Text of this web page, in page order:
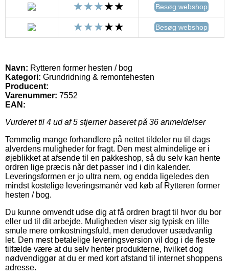
Besøg webshop
Besøg webshop
Navn: Rytteren former hesten / bog
Kategori: Grundridning & remontehesten
Producent:
Varenummer: 7552
EAN:
Vurderet til 4 ud af 5 stjerner baseret på 36 anmeldelser
Temmelig mange forhandlere på nettet tildeler nu til dags
alverdens muligheder for fragt. Den mest almindelige er i
øjeblikket at afsende til en pakkeshop, så du selv kan hente
ordren lige præcis når det passer ind i din kalender.
Leveringsformen er jo ultra nem, og endda ligeledes den
mindst kostelige leveringsmanér ved køb af Rytteren former
hesten / bog.
Du kunne omvendt udse dig at få ordren bragt til hvor du bor
eller ud til dit arbejde. Muligheden viser sig typisk en lille
smule mere omkostningsfuld, men derudover usædvanlig
let. Den mest betalelige leveringsversion vil dog i de fleste
tilfælde være at du selv henter produkterne, hvilket dog
nødvendiggør at du er med kort afstand til internet shoppens
adresse.